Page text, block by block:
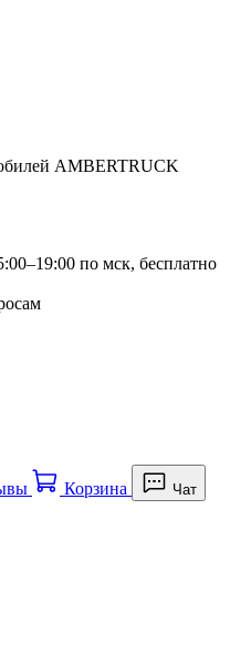
AMBERTRUCK
по мск, бесплатно
Корзина Чат